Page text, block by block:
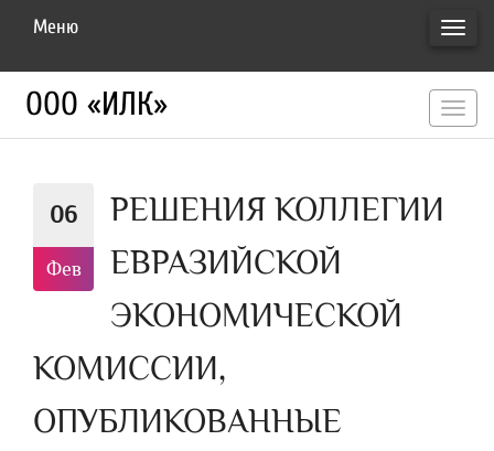
Меню
ООО «ИЛК»
06
Фев
РЕШЕНИЯ КОЛЛЕГИИ
ЕВРАЗИЙСКОЙ
ЭКОНОМИЧЕСКОЙ
КОМИССИИ,
ОПУБЛИКОВАННЫЕ